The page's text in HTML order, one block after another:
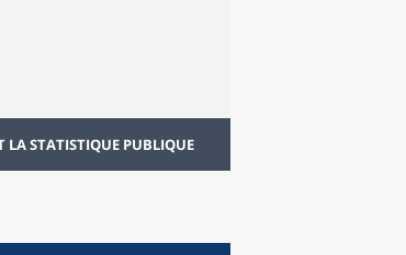
LA STATISTIQUE PUBLIQUE